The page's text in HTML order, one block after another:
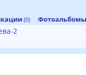
(0)
2